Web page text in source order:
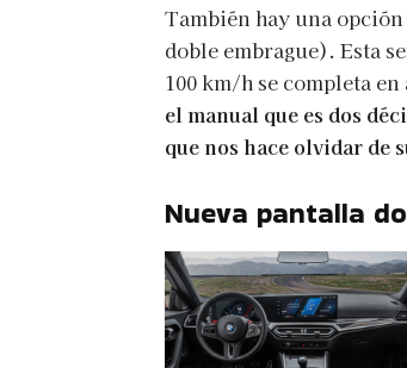
También hay una
doble embrague). Esta
100 km/h se completa en
el manual que es dos
que nos hace olvidar de
Nueva pantalla